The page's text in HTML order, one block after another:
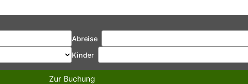
Abreise
Kinder
Zur Buchung